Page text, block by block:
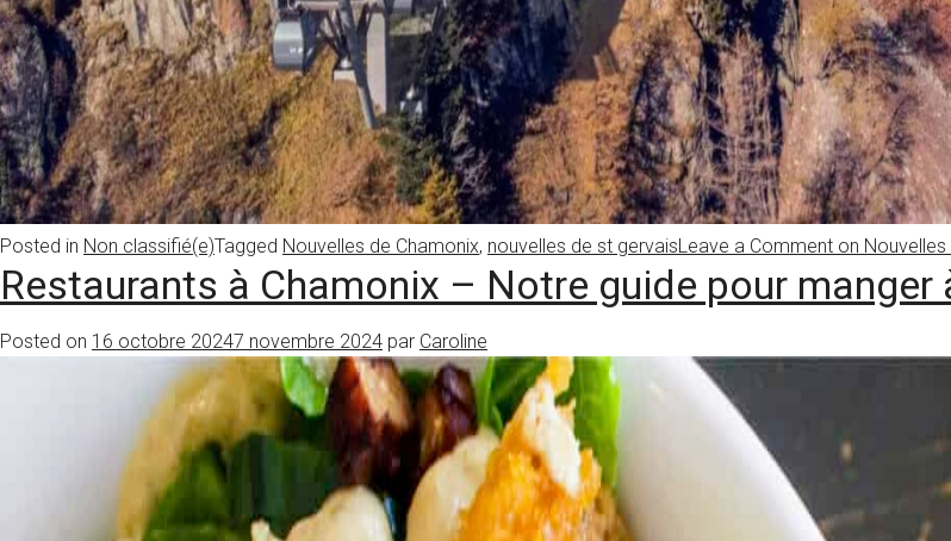
Posted in Non classifié(e)Tagged Nouvelles de Chamonix, nouvelles de st gervaisLeave a Comment on
Restaurants à Chamonix – Notre guide pour manger
Posted on 16 octobre 20247 novembre 2024 par Caroline